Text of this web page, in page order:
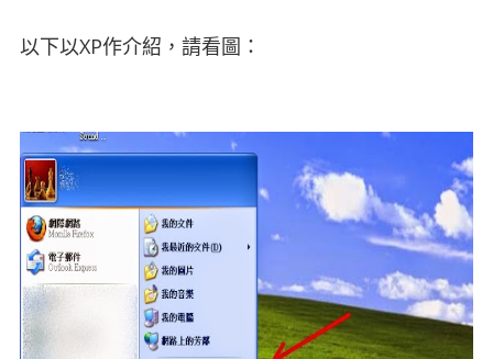
以下以XP作介紹，請看圖：